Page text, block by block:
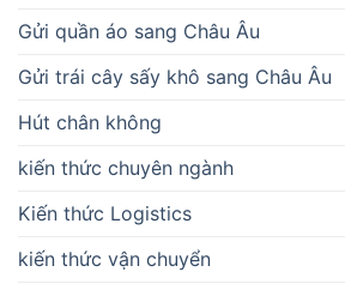
Gửi quần áo sang Châu Âu
Gửi trái cây sấy khô sang Châu Âu
Hút chân không
kiến thức chuyên ngành
Kiến thức Logistics
kiến thức vận chuyển